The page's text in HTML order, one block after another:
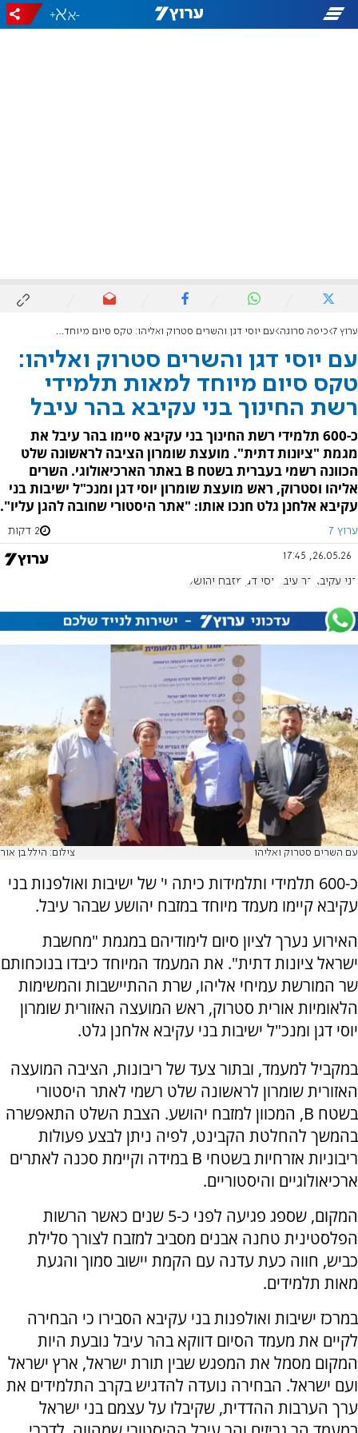
-
+
ערוץ 7 כיפה סרוגה עם יוסי דגן והשרים סטרוק ואליהו: טקס סיום מיוחד למאות תלמידי רשת החינוך בני עקיבא בהר עיבל
עם יוסי דגן והשרים סטרוק ואליהו:
טקס סיום מיוחד למאות תלמידי
רשת החינוך בני עקיבא בהר עיבל
כ-600 תלמידי רשת החינוך בני עקיבא סיימו בהר עיבל את
מגמת "ציונות דתית". מועצת שומרון הציבה לראשונה שלט
הכוונה רשמי בעברית בשטח B באתר הארכיאולוגי. השרים
אליהו וסטרוק, ראש מועצת שומרון יוסי דגן ומנכ"ל ישיבות בני
עקיבא אלחנן גלט חנכו אותו: "אתר היסטורי שחובה להגן עליו".
ערוץ 7 2 דקות
26.05.26, 17:45
בני עקיבא הר עיבל יוסי דגן מזבח יהושע
עם השרים סטרוק ואליהו צילום: הילל בן אור
כ-600 תלמידי ותלמידות כיתה י' של ישיבות ואולפנות בני
עקיבא קיימו מעמד מיוחד במזבח יהושע שבהר עיבל.
האירוע נערך לציון סיום לימודיהם במגמת "מחשבת
ישראל ציונות דתית". את המעמד המיוחד כיבדו בנוכחותם
שר המורשת עמיחי אליהו, שרת ההתיישבות והמשימות
הלאומיות אורית סטרוק, ראש המועצה האזורית שומרון
יוסי דגן ומנכ"ל ישיבות בני עקיבא אלחנן גלט.
במקביל למעמד, ובתור צעד של ריבונות, הציבה המועצה
האזורית שומרון לראשונה שלט רשמי לאתר היסטורי
בשטח B, המכוון למזבח יהושע. הצבת השלט התאפשרה
בהמשך להחלטת הקבינט, לפיה ניתן לבצע פעולות
ריבוניות אזרחיות בשטחי B במידה וקיימת סכנה לאתרים
ארכיאולוגיים והיסטוריים.
המקום, שספג פגיעה לפני כ-5 שנים כאשר הרשות
הפלסטינית טחנה אבנים מסביב למזבח לצורך סלילת
כביש, חווה כעת עדנה עם הקמת יישוב סמוך והגעת
מאות תלמידים.
במרכז ישיבות ואולפנות בני עקיבא הסבירו כי הבחירה
לקיים את מעמד הסיום דווקא בהר עיבל נובעת היות
המקום מסמל את המפגש שבין תורת ישראל, ארץ ישראל
ועם ישראל. הבחירה נועדה להדגיש בקרב התלמידים את
ערך הערבות ההדדית, שקיבלו על עצמם בני ישראל